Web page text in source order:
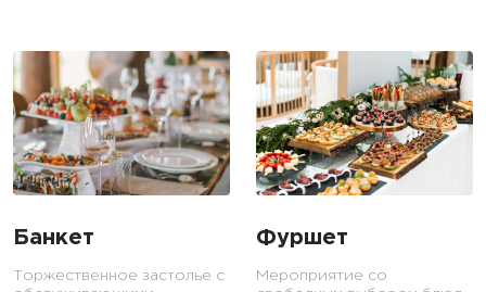
Банкет
Торжественное застолье с
Фуршет
Мероприятие со